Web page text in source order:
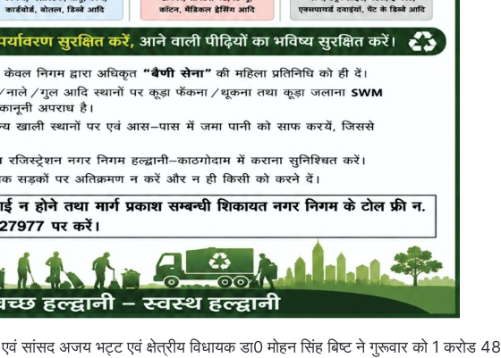
एवं सांसद अजय भट्ट एवं क्षेत्रीय विधायक डा0 मोहन सिंह बिष्ट ने गुरूवार को 1 करोड 48